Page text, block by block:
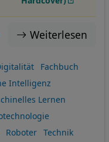
Weiterlesen
Fachbuch
Intelligenz
Lernen
Roboter
Technik